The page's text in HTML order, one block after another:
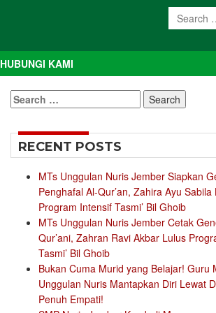
HUBUNGI KAMI
Search
for:
RECENT POSTS
MTs Unggulan Nuris Jember Siapkan
Penghafal Al-Qur’an, Zahira Ayu Sabila
Program Intensif Tasmi’ Bil Ghoib
MTs Unggulan Nuris Jember Cetak
Qur’ani, Zahran Ravi Akbar Lulus
Tasmi’ Bil Ghoib
Bukan Cuma Murid yang Belajar! Guru
Unggulan Nuris Mantapkan Diri Lewat
Penuh Empati!